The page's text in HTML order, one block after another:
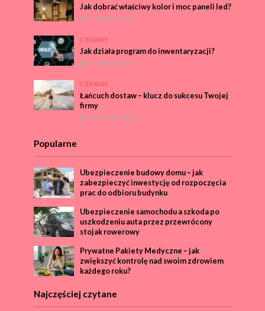
Jak dobrać właściwy kolor i moc paneli led?
6 maja 2023
CIEKAWE
Jak działa program do inwentaryzacji?
1 marca 2023
CIEKAWE
Łańcuch dostaw – klucz do sukcesu Twojej
firmy
18 lutego 2023
Popularne
Ubezpieczenie budowy domu – jak
zabezpieczyć inwestycję od rozpoczęcia
prac do odbioru budynku
Ubezpieczenie samochodu a szkoda po
uszkodzeniu auta przez przewrócony
stojak rowerowy
Prywatne Pakiety Medyczne – jak
zwiększyć kontrolę nad swoim zdrowiem
każdego roku?
Najczęściej czytane